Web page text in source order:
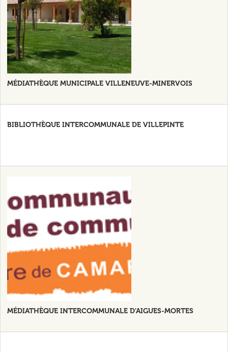
MÉDIATHÈQUE MUNICIPALE VILLENEUVE-MINERVOIS
BIBLIOTHÈQUE INTERCOMMUNALE DE VILLEPINTE
MÉDIATHÈQUE INTERCOMMUNALE D’AIGUES-MORTES